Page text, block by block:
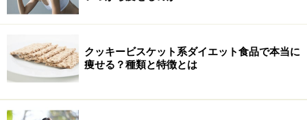
クッキービスケット系ダイエット食品で本当に
痩せる？種類と特徴とは